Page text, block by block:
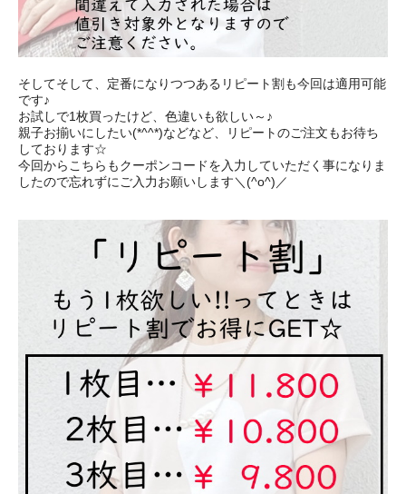
そしてそして、定番になりつつあるリピート割も今回は適用可能
です♪
お試しで1枚買ったけど、色違いも欲しい～♪
親子お揃いにしたい(*^^*)などなど、リピートのご注文もお待ち
しております☆
今回からこちらもクーポンコードを入力していただく事になりま
したので忘れずにご入力お願いします＼(^o^)／